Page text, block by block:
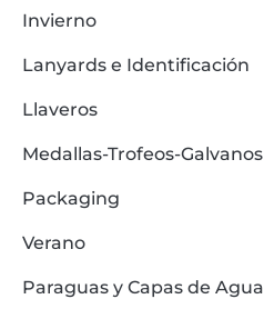
Invierno
Lanyards e Identificación
Llaveros
Medallas-Trofeos-Galvanos
Packaging
Verano
Paraguas y Capas de Agua